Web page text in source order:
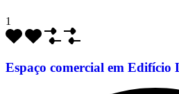
1
Espaço comercial em Edifício